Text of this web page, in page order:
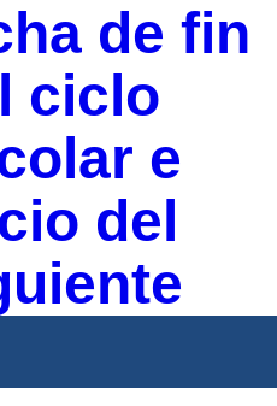
de fin
ciclo
e
del